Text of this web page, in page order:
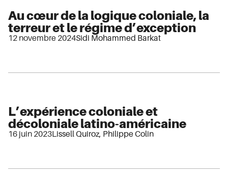
Au cœur de la logique coloniale, la
terreur et le régime d’exception
12 novembre 2024Sidi Mohammed Barkat
L’expérience coloniale et
décoloniale latino-américaine
16 juin 2023Lissell Quiroz, Philippe Colin